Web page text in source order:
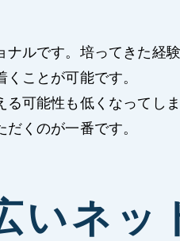
ルです。培ってきた
ことが可能です。
可能性も低くなってしま
くのが一番です。
いネッ